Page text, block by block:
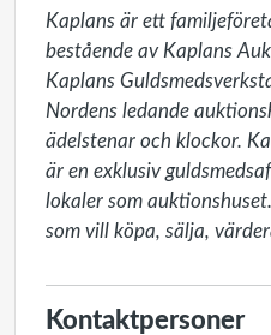
Kaplans är ett
bestående av Kaplans
Kaplans
Nordens ledande
ädelstenar och klockor.
är en exklusiv
lokaler som
som vill köpa, sälja,
Kontaktpersoner